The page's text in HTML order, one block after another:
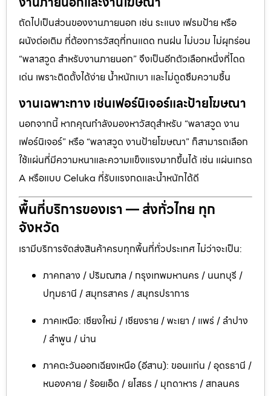
ถัดไปเป็นส่วนของงานภายนอก เช่น ระแนง เฟรมป้าย หรือ
ผนังต่อเติม ที่ต้องการวัสดุที่ทนแดด ทนฝน ไม่บวม ไม่ผุกร่อน
“พลาสวูด สำหรับงานภายนอก” จึงเป็นอีกตัวเลือกหนึ่งที่โดด
เด่น เพราะติดตั้งได้ง่าย น้ำหนักเบา และไม่ดูดซึมความชื้น
งานเฉพาะทาง เช่นเฟอร์นิเจอร์และป้ายโฆษณา
นอกจากนี้ หากคุณกำลังมองหาวัสดุสำหรับ “พลาสวูด งาน
เฟอร์นิเจอร์” หรือ “พลาสวูด งานป้ายโฆษณา” ก็สามารถเลือก
ใช้แผ่นที่มีความหนาและความแข็งแรงมากขึ้นได้ เช่น แผ่นเกรด
A หรือแบบ Celuka ที่รับแรงกดและน้ำหนักได้ดี
พื้นที่บริการของเรา — ส่งทั่วไทย ทุก
จังหวัด
เรามีบริการจัดส่งสินค้าครบทุกพื้นที่ทั่วประเทศ ไม่ว่าจะเป็น:
ภาคกลาง / ปริมณฑล / กรุงเทพมหานคร / นนทบุรี /
ปทุมธานี / สมุทรสาคร / สมุทรปราการ
ภาคเหนือ: เชียงใหม่ / เชียงราย / พะเยา / แพร่ / ลำปาง
/ ลำพูน / น่าน
ภาคตะวันออกเฉียงเหนือ (อีสาน): ขอนแก่น / อุดรธานี /
หนองคาย / ร้อยเอ็ด / ยโสธร / มุกดาหาร / สกลนคร